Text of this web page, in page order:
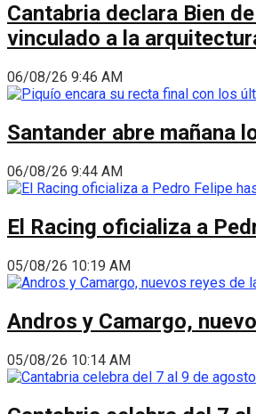
Cantabria declara Bien
vinculado a la
06/08/26 9:46 AM
Santander abre mañana
06/08/26 9:44 AM
El Racing oficializa a
05/08/26 10:19 AM
Andros y Camargo,
05/08/26 10:14 AM